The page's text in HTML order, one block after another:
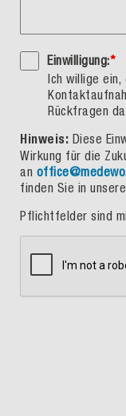
Einwilligung:*
Ich willige ein,
Rückfragen
Hinweis: Diese
Wirkung für die
an
finden Sie in
Pflichtfelder sind